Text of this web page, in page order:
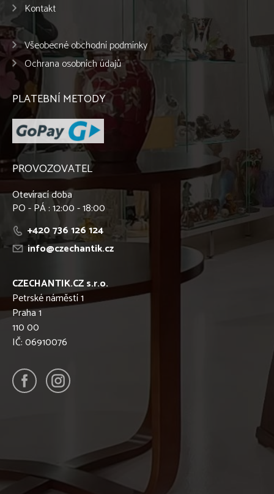
Kontakt
Všeobecné obchodní podmínky
Ochrana osobních údajů
PLATEBNÍ METODY
PROVOZOVATEL
Otevírací doba
PO - PÁ : 12:00 - 18:00
+420 736 126 124
info@czechantik.cz
CZECHANTIK.CZ s.r.o.
Petrské náměstí 1
Praha 1
110 00
IČ: 06910076